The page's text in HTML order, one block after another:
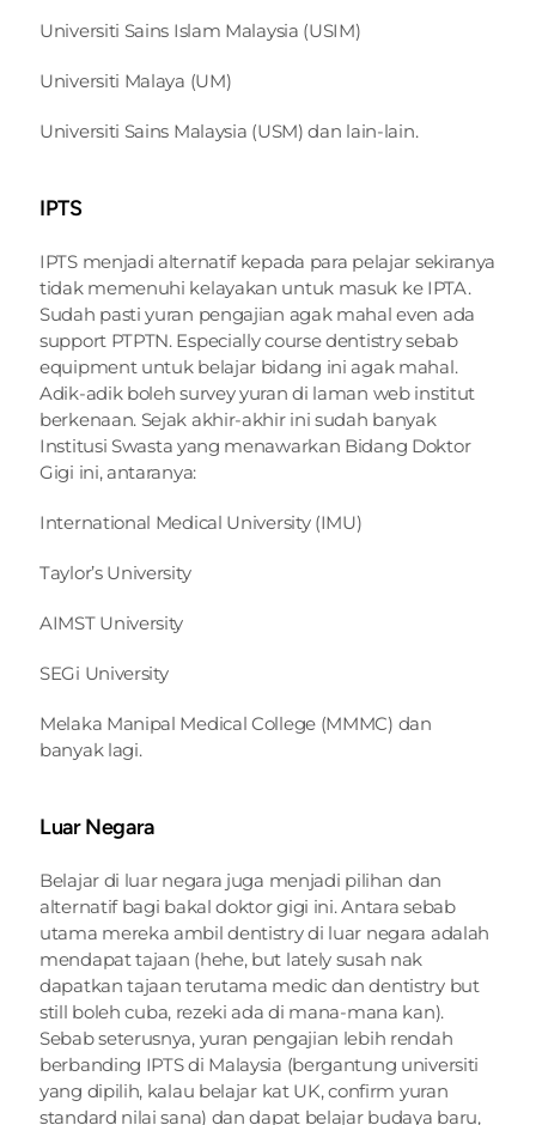
Universiti Sains Islam Malaysia (USIM)
Universiti Malaya (UM)
Universiti Sains Malaysia (USM) dan lain-lain.
IPTS
IPTS menjadi alternatif kepada para pelajar sekiranya
tidak memenuhi kelayakan untuk masuk ke IPTA.
Sudah pasti yuran pengajian agak mahal even ada
support PTPTN. Especially course dentistry sebab
equipment untuk belajar bidang ini agak mahal.
Adik-adik boleh survey yuran di laman web institut
berkenaan. Sejak akhir-akhir ini sudah banyak
Institusi Swasta yang menawarkan Bidang Doktor
Gigi ini, antaranya:
International Medical University (IMU)
Taylor’s University
AIMST University
SEGi University
Melaka Manipal Medical College (MMMC) dan
banyak lagi.
Luar Negara
Belajar di luar negara juga menjadi pilihan dan
alternatif bagi bakal doktor gigi ini. Antara sebab
utama mereka ambil dentistry di luar negara adalah
mendapat tajaan (hehe, but lately susah nak
dapatkan tajaan terutama medic dan dentistry but
still boleh cuba, rezeki ada di mana-mana kan).
Sebab seterusnya, yuran pengajian lebih rendah
berbanding IPTS di Malaysia (bergantung universiti
yang dipilih, kalau belajar kat UK, confirm yuran
standard nilai sana) dan dapat belajar budaya baru,